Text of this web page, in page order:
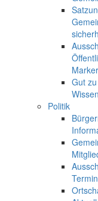
Gut
Politik